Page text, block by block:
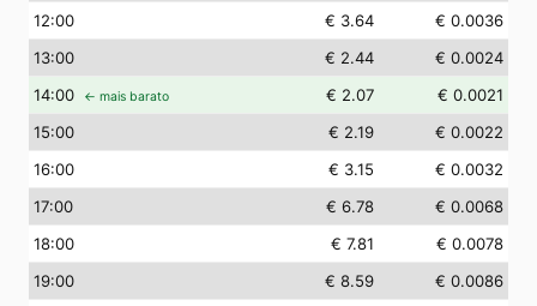
12:00 € 3.64
€ 0.0036
13:00 € 2.44
€ 0.0024
14:00 ← mais barato € 2.07
€ 0.0021
15:00 € 2.19
€ 0.0022
16:00 € 3.15
€ 0.0032
17:00 € 6.78
€ 0.0068
18:00 € 7.81
€ 0.0078
19:00 € 8.59
€ 0.0086